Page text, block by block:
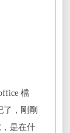
檔
了，剛剛
是在什